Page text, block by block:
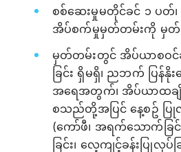
စစ်ဆေးမှုမတိုင်ခင် ၁ ပ
အိပ်စက်မှုမှတ်တမ်းကို မှ
မှတ်တမ်းတွင် အိပ်ယာစဝင်ခ
ခြင်း ရှိမရှိ၊ ညဘက် ပြန်နို
အရေအတွက်၊ အိပ်ယာထချိန်
စသည်တို့အပြင် နေ့စဥ် ပြု
(ကော်ဖီ၊ အရက်သောက်ခြင်း
ခြင်း၊ လေ့ကျင့်ခန်းပြုလု